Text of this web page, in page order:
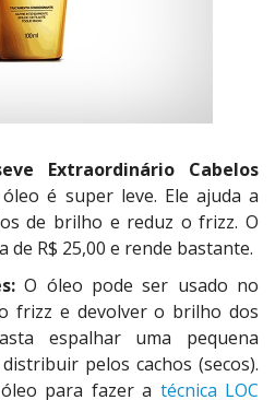
Extraordinário Cabelos
óleo é super leve. Ele ajuda a
de brilho e reduz o frizz. O
de R$ 25,00 e rende bastante.
O óleo pode ser usado no
frizz e devolver o brilho dos
espalhar uma pequena
pelos cachos (secos).
para fazer a técnica LOC